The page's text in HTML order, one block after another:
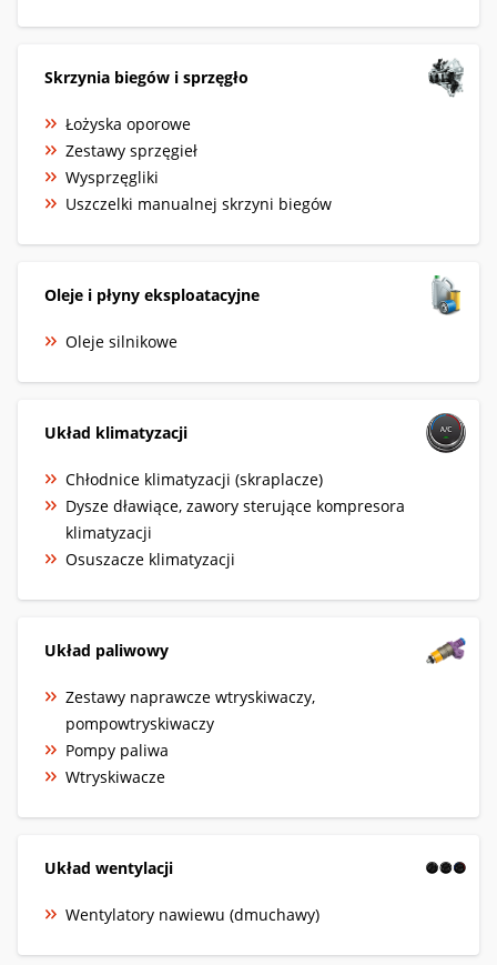
Skrzynia biegów i sprzęgło
Łożyska oporowe
Zestawy sprzęgieł
Wysprzęgliki
Uszczelki manualnej skrzyni biegów
Oleje i płyny eksploatacyjne
Oleje silnikowe
Układ klimatyzacji
Chłodnice klimatyzacji (skraplacze)
Dysze dławiące, zawory sterujące kompresora
klimatyzacji
Osuszacze klimatyzacji
Układ paliwowy
Zestawy naprawcze wtryskiwaczy,
pompowtryskiwaczy
Pompy paliwa
Wtryskiwacze
Układ wentylacji
Wentylatory nawiewu (dmuchawy)